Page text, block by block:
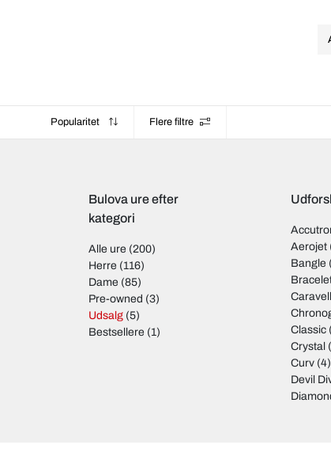
Popularitet Flere filtre
Bulova ure efter
kategori
Alle ure (200)
Herre (116)
Dame (85)
Pre-owned (3)
Udsalg (5)
Bestsellere (1)
Aerojet
Bangle
Classic
Crystal
Curv (4)
Devil